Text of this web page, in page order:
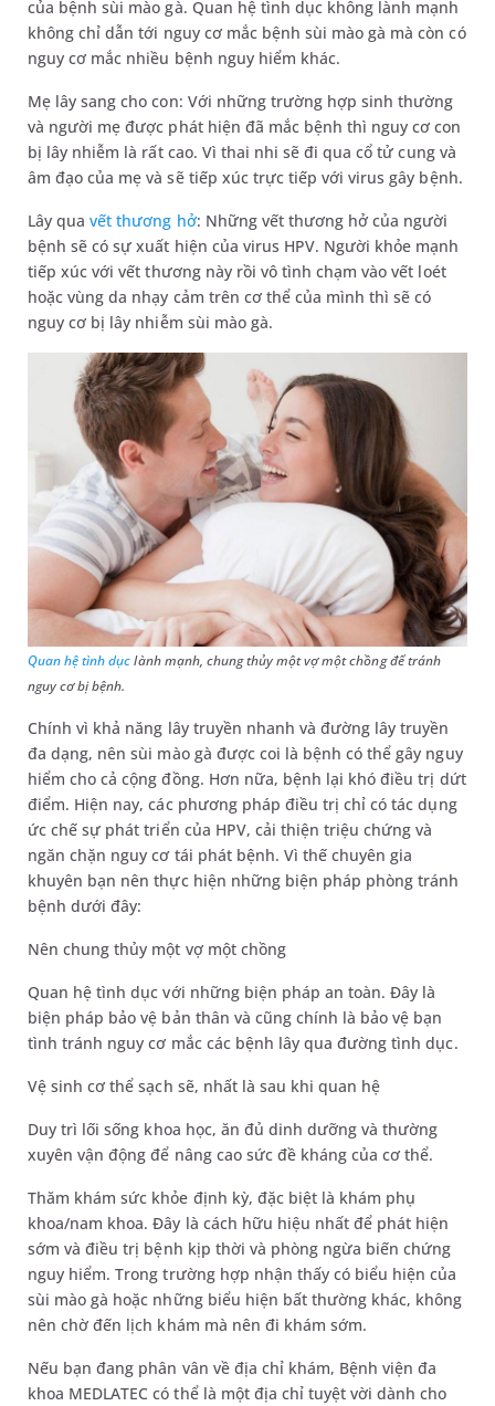
của bệnh sùi mào gà. Quan hệ tình dục không lành mạnh
không chỉ dẫn tới nguy cơ mắc bệnh sùi mào gà mà còn có
nguy cơ mắc nhiều bệnh nguy hiểm khác.
Mẹ lây sang cho con: Với những trường hợp sinh thường
và người mẹ được phát hiện đã mắc bệnh thì nguy cơ con
bị lây nhiễm là rất cao. Vì thai nhi sẽ đi qua cổ tử cung và
âm đạo của mẹ và sẽ tiếp xúc trực tiếp với virus gây bệnh.
Lây quavết thương hở: Những vết thương hở của người
bệnh sẽ có sự xuất hiện của virus HPV. Người khỏe mạnh
tiếp xúc với vết thương này rồi vô tình chạm vào vết loét
hoặc vùng da nhạy cảm trên cơ thể của mình thì sẽ có
nguy cơ bị lây nhiễm sùi mào gà.
Quan hệ tình dụclành mạnh, chung thủy một vợ một chồng để tránh
nguy cơ bị bệnh.
Chính vì khả năng lây truyền nhanh và đường lây truyền
đa dạng, nên sùi mào gà được coi là bệnh có thể gây nguy
hiểm cho cả cộng đồng. Hơn nữa, bệnh lại khó điều trị dứt
điểm. Hiện nay, các phương pháp điều trị chỉ có tác dụng
ức chế sự phát triển của HPV, cải thiện triệu chứng và
ngăn chặn nguy cơ tái phát bệnh. Vì thế chuyên gia
khuyên bạn nên thực hiện những biện pháp phòng tránh
bệnh dưới đây:
Nên chung thủy một vợ một chồng
Quan hệ tình dục với những biện pháp an toàn. Đây là
biện pháp bảo vệ bản thân và cũng chính là bảo vệ bạn
tình tránh nguy cơ mắc các bệnh lây qua đường tình dục.
Vệ sinh cơ thể sạch sẽ, nhất là sau khi quan hệ
Duy trì lối sống khoa học, ăn đủ dinh dưỡng và thường
xuyên vận động để nâng cao sức đề kháng của cơ thể.
Thăm khám sức khỏe định kỳ, đặc biệt là khám phụ
khoa/nam khoa. Đây là cách hữu hiệu nhất để phát hiện
sớm và điều trị bệnh kịp thời và phòng ngừa biến chứng
nguy hiểm. Trong trường hợp nhận thấy có biểu hiện của
sùi mào gà hoặc những biểu hiện bất thường khác, không
nên chờ đến lịch khám mà nên đi khám sớm.
Nếu bạn đang phân vân về địa chỉ khám, Bệnh viện đa
khoa MEDLATEC có thể là một địa chỉ tuyệt vời dành cho